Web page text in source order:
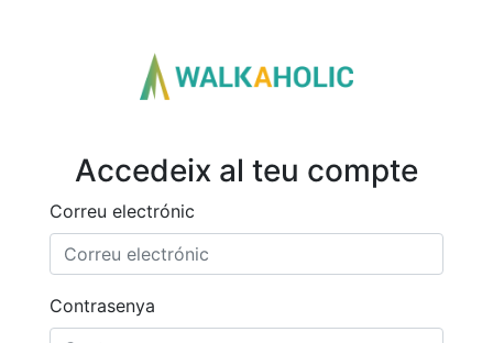
Accedeix al teu compte
Correu electrónic
Contrasenya